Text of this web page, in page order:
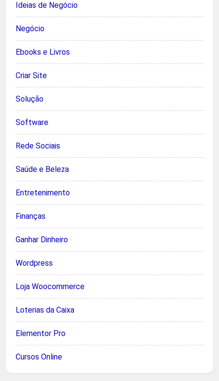
Ideias de Negócio
Negócio
Ebooks e Livros
Criar Site
Solução
Software
Rede Sociais
Saúde e Beleza
Entretenimento
Finanças
Ganhar Dinheiro
Wordpress
Loja Woocommerce
Loterias da Caixa
Elementor Pro
Cursos Online